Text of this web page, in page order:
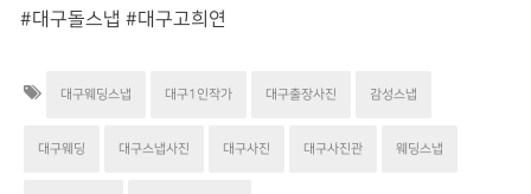
#대구돌스냅 #대구고희연
대구웨딩스냅 대구1인작가 대구출장사진 감성스냅
대구웨딩 대구스냅사진 대구사진 대구사진관 웨딩스냅